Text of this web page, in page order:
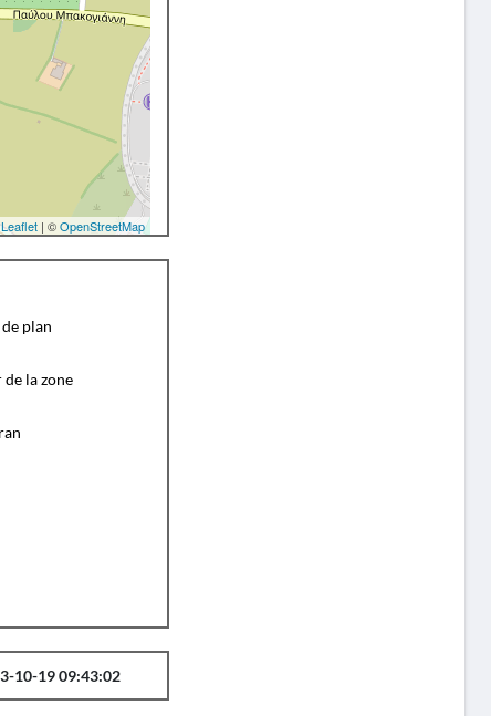
Leaflet| ©OpenStreetMap
plan
la zone
10-19 09:43:02